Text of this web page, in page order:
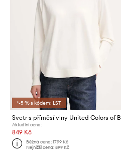
*-5 % s kódem: LST
Aktuální cena:
849 Kč
Běžná cena:1799 Kč
Nejnižší cena:899 Kč